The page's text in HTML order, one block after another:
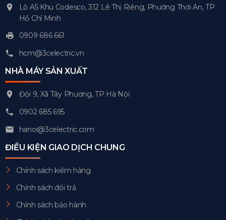
Lô A5 Khu Codesco, 312 Lê Thị Riêng, Phường Thới An, TP
Hồ Chí Minh
0909 686 661
hcm@3celectric.vn
NHÀ MÁY SẢN XUẤT
Đội 9, Xã Tây Phương, TP Hà Nội
0902 685 695
hanoi@3celectric.com
ĐIỀU KIỆN GIAO DỊCH CHUNG
Chính sách kiểm hàng
Chính sách đổi trả
Chính sách bảo hành